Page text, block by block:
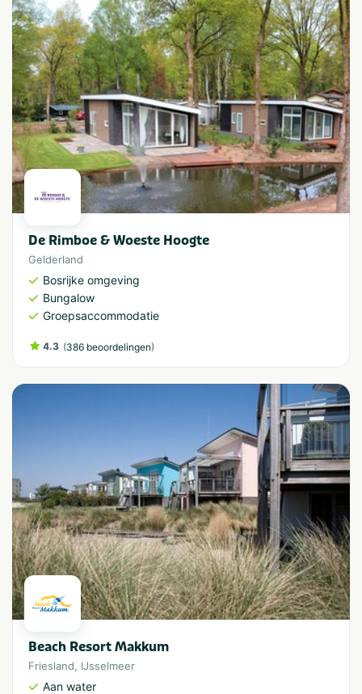
De Rimboe & Woeste Hoogte
Gelderland
Bosrijke omgeving
Bungalow
Groepsaccommodatie
4.3 (386 beoordelingen)
Beach Resort Makkum
Friesland, IJsselmeer
Aan water